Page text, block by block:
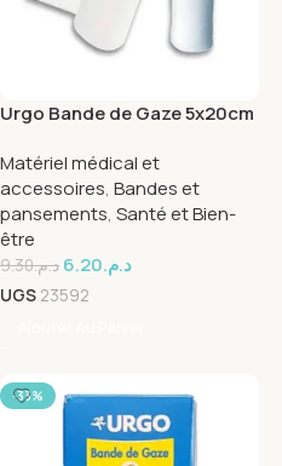
Urgo Bande de Gaze 5x20cm
Matériel médical et
accessoires, Bandes et
pansements, Santé et Bien-
être
د.م.9.30 د.م.6.20
UGS 23592
-33%